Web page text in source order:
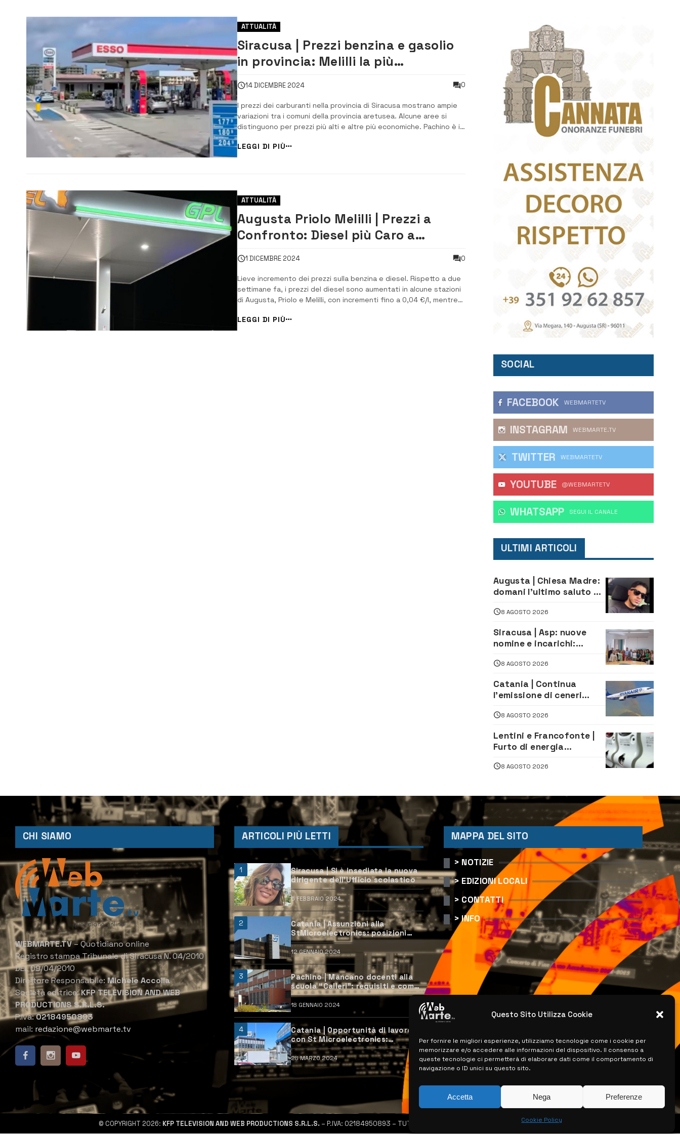
Questo Sito Utilizza Cookie
Per fornire le migliori esperienze, utilizziamo tecnologie come i cookie per
memorizzare e/o accedere alle informazioni del dispositivo. Il consenso a
queste tecnologie ci permetterà di elaborare dati come il comportamento di
navigazione o ID unici su questo sito.
Accetta Nega Preferenze
Cookie Policy
ATTUALITÀ
Siracusa | Prezzi benzina e gasolio
in provincia: Melilli la più
economica, Pachino la più cara
14 DICEMBRE 2024 0
I prezzi dei carburanti nella provincia di Siracusa mostrano ampie
variazioni tra i comuni della provincia aretusea. Alcune aree si
distinguono per prezzi più alti e altre più economiche. Pachino è il
comune con i prezzi più alti della provincia, soprattutto per la
benzina. La stazione di servizio Marina di Marzamemi applica un
prezzo di [&hel...
LEGGI DI PIÙ
ATTUALITÀ
Augusta Priolo Melilli | Prezzi a
Confronto: Diesel più Caro a
Augusta, benzina stabile
1 DICEMBRE 2024 0
Lieve incremento dei prezzi sulla benzina e diesel. Rispetto a due
settimane fa, i prezzi del diesel sono aumentati in alcune stazioni
di Augusta, Priolo e Melilli, con incrementi fino a 0,04 €/l, mentre
qualche leggera diminuzione nei prezzi di alcune stazioni di Priolo.
Ad Augus...
LEGGI DI PIÙ
SOCIAL
FACEBOOK WEBMARTETV
INSTAGRAM WEBMARTE.TV
TWITTER WEBMARTETV
YOUTUBE @WEBMARTETV
WHATSAPP ‎SEGUI IL CANALE
ULTIMI ARTICOLI
Augusta | Chiesa Madre:
domani l’ultimo saluto ad
morto in un incidente
8 AGOSTO 2026
Siracusa | Asp: nuove
nomine e incarichi:
di Sanità pubblica,
Matteliano al Servizio
Legale
8 AGOSTO 2026
Catania | Continua
l’emissione di ceneri
attività all’aeroporto di
8 AGOSTO 2026
Lentini e Francofonte |
Furto di energia
persone
8 AGOSTO 2026
CHI SIAMO
WEBMARTE.TV– Quotidiano online
Registro stampa Tribunale di Siracusa N. 04/2010
DEL 09/04/2010
Direttore Responsabile:Michele Accolla
Società editrice:KFP TELEVISION AND WEB
PRODUCTIONS S.R.L.S.
P.Iva:02184950893
mail: redazione@webmarte.tv
ARTICOLI PIÙ LETTI
1
Siracusa | Si è insediata la nuova
dirigente dell’Ufficio scolastico
6 FEBBRAIO 2024
2
Catania | Assunzioni alla
StMicroelectronics: posizioni
aperte e come candidarsi
12 GENNAIO 2024
3
Pachino | Mancano docenti alla
scuola “Calleri”: requisiti e come
candidarsi
18 GENNAIO 2024
4
Catania | Opportunità di lavoro
con St Microelectronics:
centinaia di assunzioni previste
28 MARZO 2024
MAPPA DEL SITO
> NOTIZIE
> EDIZIONI LOCALI
> CONTATTI
> INFO
© COPYRIGHT 2026: KFP TELEVISION AND WEB PRODUCTIONS S.R.L.S. – P.IVA: 02184950893 – TUTTI I DIRITTI RISERVATI – CREATO DA LUIGI PITARI